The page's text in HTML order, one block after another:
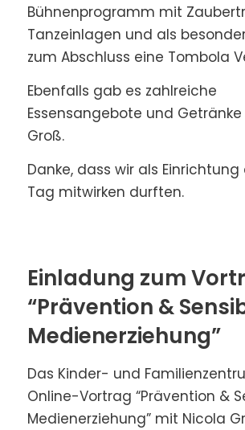
Bühnenprogramm mit
Tanzeinlagen und als
zum Abschluss eine Tombola
Ebenfalls gab es zahlreiche
Essensangebote und
Groß.
Danke, dass wir als
Tag mitwirken durften.
Einladung zum
“Prävention &
Medienerziehung”
Das Kinder- und
Online-Vortrag “Prävention &
Medienerziehung” mit Nicola